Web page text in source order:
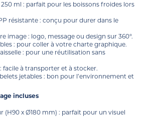
ml : parfait pour les boissons froides lors
résistante : conçu pour durer dans le
image : logo, message ou design sur 360°.
: pour coller à votre charte graphique.
: pour une réutilisation sans
facile à transporter et à stocker.
jetables : bon pour l’environnement et
incluses
(H90 x Ø180 mm) : parfait pour un visuel